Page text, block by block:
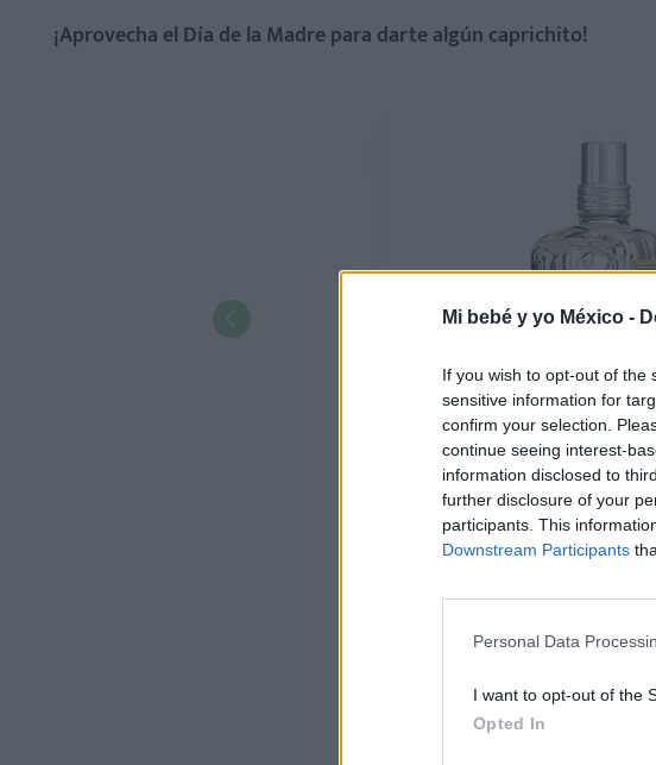
Mi bebé y yo México -
If you wish to opt-out of the
sensitive information for
confirm your selection.
continue seeing interest-
information disclosed to
further disclosure of your
participants. This
Downstream Participants
Personal Data
I want to opt-out of the
Opted In
¡Aprovecha el Día de la Madre para darte algún caprichito!
Agua de
verbena es perfecta
verano.